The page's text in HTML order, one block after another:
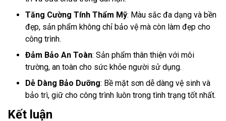
Tăng Cường Tính Thẩm Mỹ: Màu sắc đa dạng và bền
đẹp, sản phẩm không chỉ bảo vệ mà còn làm đẹp cho
công trình.
Đảm Bảo An Toàn: Sản phẩm thân thiện với môi
trường, an toàn cho sức khỏe người sử dụng.
Dễ Dàng Bảo Dưỡng: Bề mặt sơn dễ dàng vệ sinh và
bảo trì, giữ cho công trình luôn trong tình trạng tốt nhất.
Kết luận